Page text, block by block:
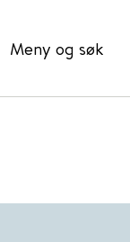
Meny og søk